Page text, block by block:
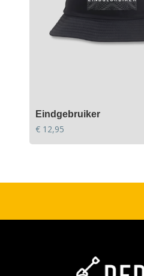
Eindgebruiker
€12,95